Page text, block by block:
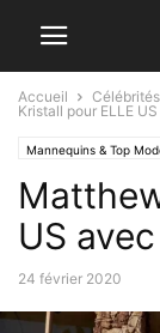
Accueil
Kristall pour ELLE
Mannequins & Top
US
24 février 2020